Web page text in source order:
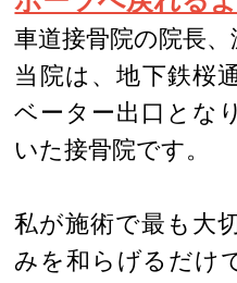
車道接骨院の院長、
当院は、地下鉄桜
ベーター出口とな
いた接骨院です。
私が施術で最も大
みを和らげるだけ